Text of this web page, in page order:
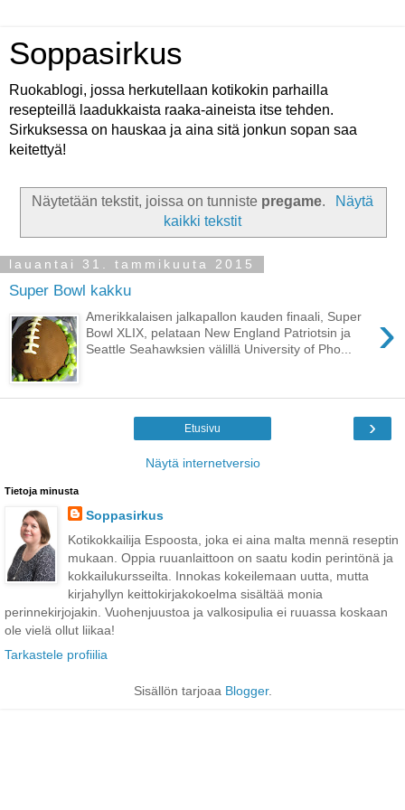
Soppasirkus
Ruokablogi, jossa herkutellaan kotikokin parhailla
resepteillä laadukkaista raaka-aineista itse tehden.
Sirkuksessa on hauskaa ja aina sitä jonkun sopan saa
keitettyä!
Näytetään tekstit, joissa on tunniste pregame.
Näytä
kaikki tekstit
lauantai 31. tammikuuta 2015
Super Bowl kakku
›
Amerikkalaisen jalkapallon kauden finaali, Super
Bowl XLIX, pelataan New England Patriotsin ja
Seattle Seahawksien välillä University of Pho...
›
Etusivu
Näytä internetversio
Tietoja minusta
Soppasirkus
Kotikokkailija Espoosta, joka ei aina malta mennä reseptin
mukaan. Oppia ruuanlaittoon on saatu kodin perintönä ja
kokkailukursseilta. Innokas kokeilemaan uutta, mutta
kirjahyllyn keittokirjakokoelma sisältää monia
perinnekirjojakin. Vuohenjuustoa ja valkosipulia ei ruuassa koskaan
ole vielä ollut liikaa!
Tarkastele profiilia
Sisällön tarjoaa Blogger.